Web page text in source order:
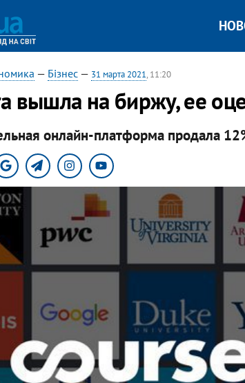
— Бізнес— 31 марта 2021, 11:20
вышла на биржу, ее
онлайн-платформа продала